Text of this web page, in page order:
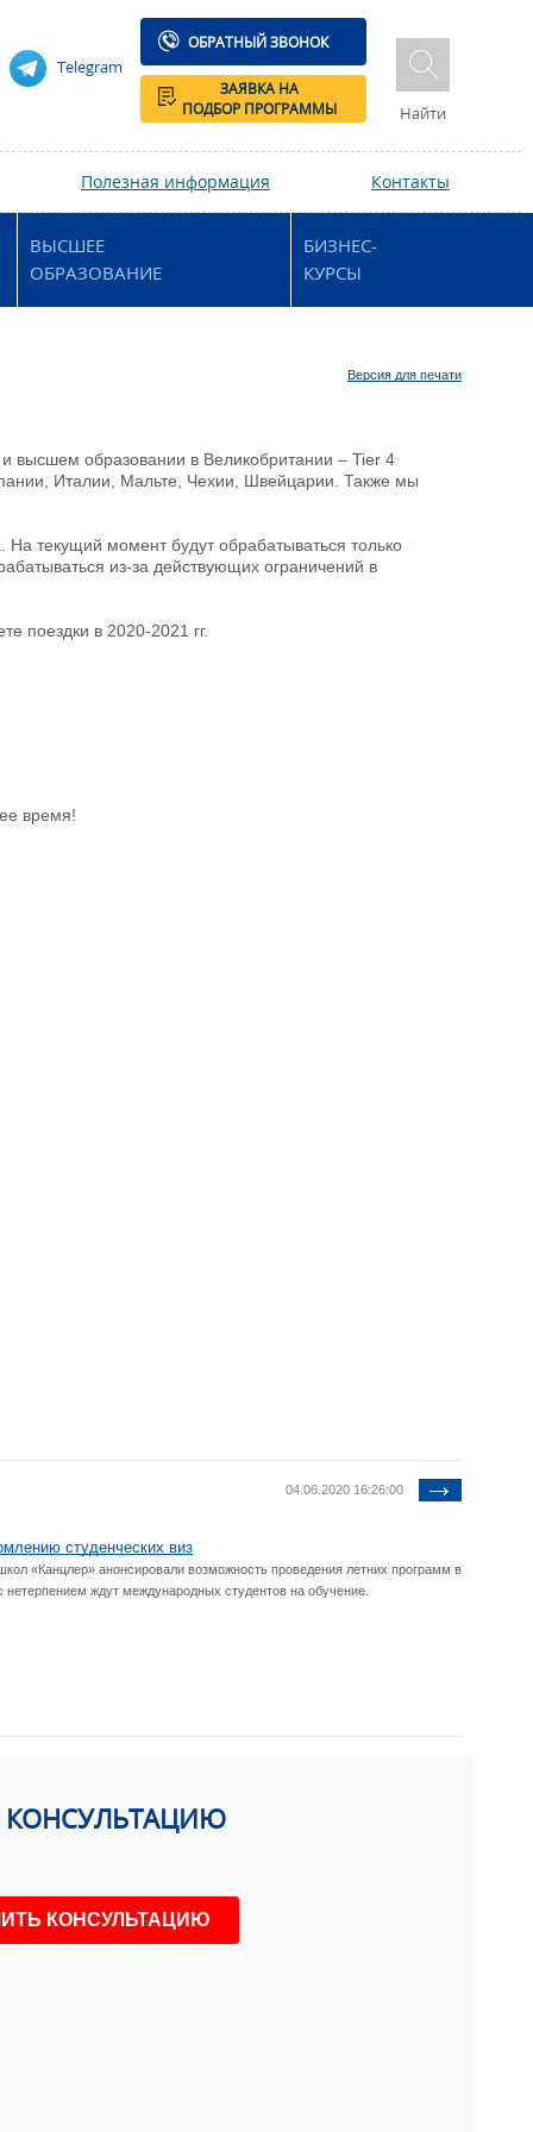
Telegram
ОБРАТНЫЙ ЗВОНОК
ЗАЯВКА НА
ПОДБОР ПРОГРАММЫ
Найти
Полезная информация Контакты
ВЫСШЕЕ
ОБРАЗОВАНИЕ
БИЗНЕС-
КУРСЫ
Версия для печати
высшем образовании в Великобритании – Tier 4
Италии, Мальте, Чехии, Швейцарии. Также мы
текущий момент будут обрабатываться только
из-за действующих ограничений в
поездки в 2020-2021 гг.
время!
04.06.2020 16:26:00
студенческих виз
«Канцлер» анонсировали возможность проведения летних программ в
нетерпением ждут международных студентов на обучение.
КОНСУЛЬТАЦИЮ